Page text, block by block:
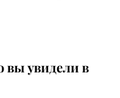
увидели в